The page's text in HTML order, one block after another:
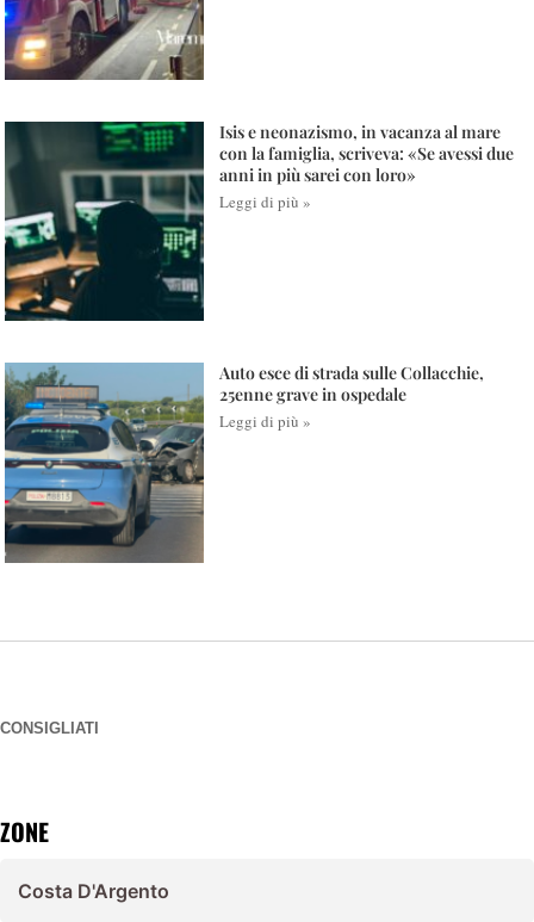
Isis e neonazismo, in vacanza al mare
con la famiglia, scriveva: «Se avessi due
anni in più sarei con loro»
Leggi di più »
Auto esce di strada sulle Collacchie,
25enne grave in ospedale
Leggi di più »
CONSIGLIATI
ZONE
Costa D'Argento